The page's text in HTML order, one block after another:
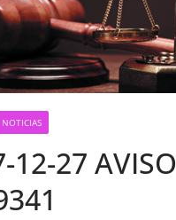
NOTICIAS
12-27 AVISO